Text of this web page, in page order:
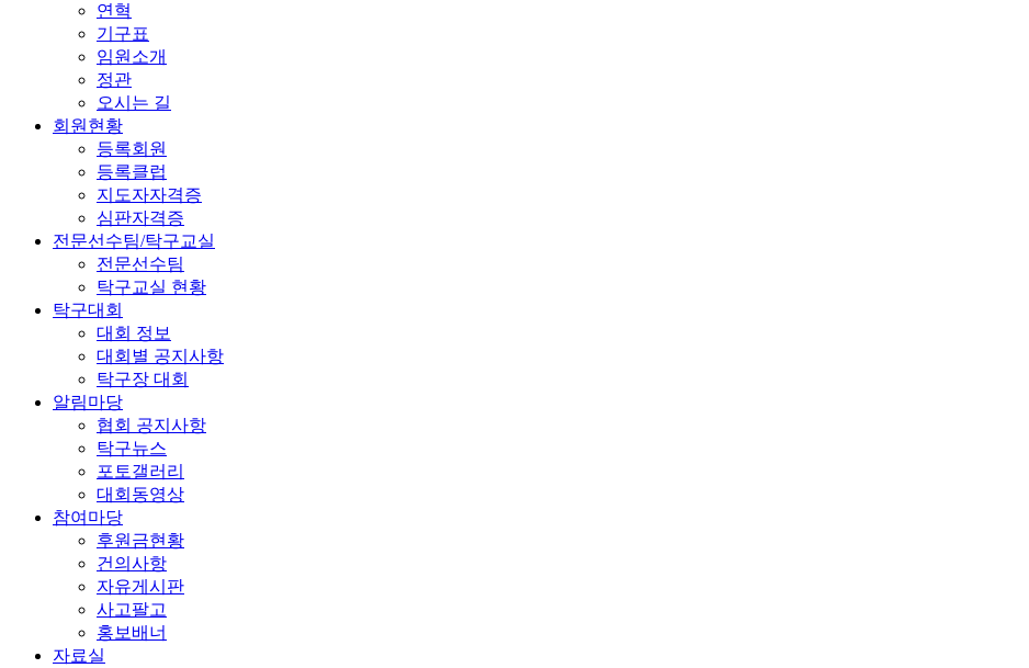
연혁
기구표
임원소개
정관
오시는 길
회원현황
등록회원
등록클럽
지도자자격증
심판자격증
전문선수팀/탁구교실
전문선수팀
탁구교실 현황
탁구대회
대회 정보
대회별 공지사항
탁구장 대회
알림마당
협회 공지사항
탁구뉴스
포토갤러리
대회동영상
참여마당
후원금현황
건의사항
자유게시판
사고팔고
홍보배너
자료실